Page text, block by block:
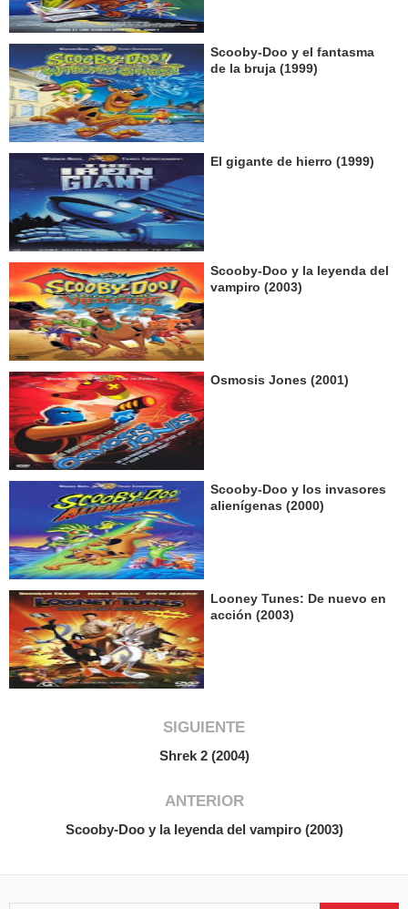
Scooby-Doo y el fantasma
de la bruja (1999)
El gigante de hierro (1999)
Scooby-Doo y la leyenda del
vampiro (2003)
Osmosis Jones (2001)
Scooby-Doo y los invasores
alienígenas (2000)
Looney Tunes: De nuevo en
acción (2003)
SIGUIENTE
Shrek 2 (2004)
ANTERIOR
Scooby-Doo y la leyenda del vampiro (2003)